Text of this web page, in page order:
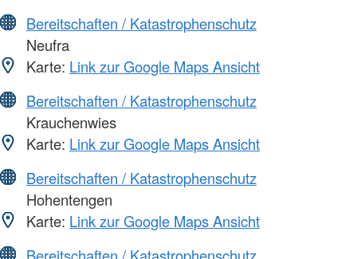
Bereitschaften / Katastrophenschutz
Neufra
Karte: Link zur Google Maps Ansicht
Bereitschaften / Katastrophenschutz
Krauchenwies
Karte: Link zur Google Maps Ansicht
Bereitschaften / Katastrophenschutz
Hohentengen
Karte: Link zur Google Maps Ansicht